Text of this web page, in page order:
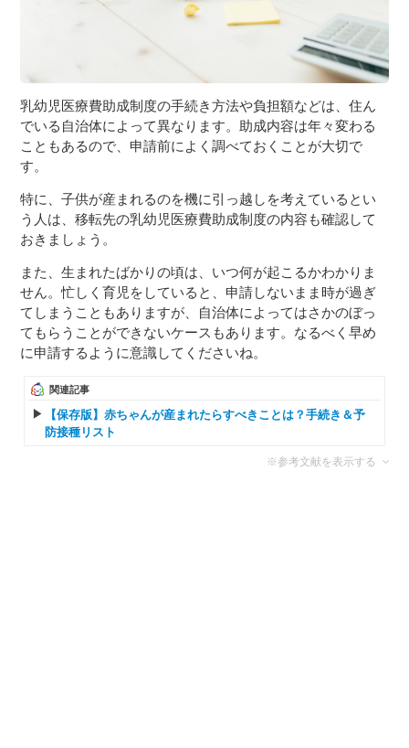
乳幼児医療費助成制度の手続き方法や負担額などは、住ん
でいる自治体によって異なります。助成内容は年々変わる
こともあるので、申請前によく調べておくことが大切で
す。
特に、子供が産まれるのを機に引っ越しを考えているとい
う人は、移転先の乳幼児医療費助成制度の内容も確認して
おきましょう。
また、生まれたばかりの頃は、いつ何が起こるかわかりま
せん。忙しく育児をしていると、申請しないまま時が過ぎ
てしまうこともありますが、自治体によってはさかのぼっ
てもらうことができないケースもあります。なるべく早め
に申請するように意識してくださいね。
関連記事
【保存版】赤ちゃんが産まれたらすべきことは？手続き＆予
防接種リスト
※参考文献を表示する